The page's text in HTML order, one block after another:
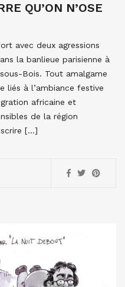
QU’ON N’OSE
avec deux agressions
la banlieue parisienne à
Bois. Tout amalgame
liés à l’ambiance festive
africaine et
de la région
[…]